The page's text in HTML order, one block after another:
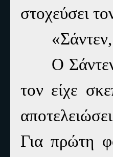
στοχεύσει
Ο
τον είχε
Για πρώτη